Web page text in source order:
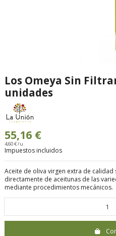
Los Omeya Sin
unidades
55,16 €
4,60 € /u
Impuestos incluidos
Aceite de oliva virgen extra de
directamente de aceitunas de las
mediante procedimientos mecánicos.